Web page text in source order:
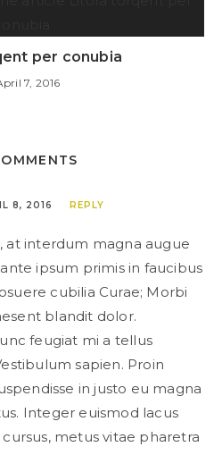
per conubia
7, 2016
8, 2016 REPLY
at interdum magna augue
ipsum primis in faucibus
cubilia Curae; Morbi
blandit dolor.
feugiat mi a tellus
sapien. Proin
in justo eu magna
Integer euismod lacus
metus vitae pharetra